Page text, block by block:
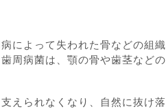
によって失われた骨などの組織
周病菌は、顎の骨や歯茎などの
えられなくなり、自然に抜け落